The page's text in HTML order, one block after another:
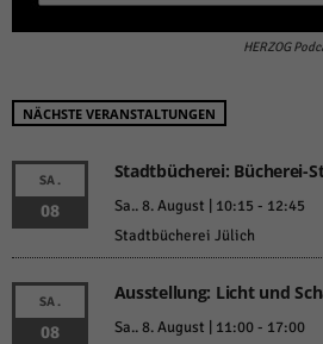
HERZOG
NÄCHSTE VERANSTALTUNGEN
SA.
08
Stadtbücherei: Bücherei-
Sa.. 8. August | 10:15 - 12:45
Stadtbücherei Jülich
SA.
08
Ausstellung: Licht und
Sa.. 8. August | 11:00- 17:00